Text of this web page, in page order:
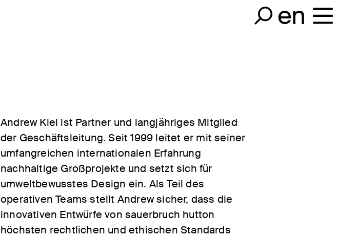
en
Andrew Kiel ist Partner und langjähriges Mitglied
der Geschäftsleitung. Seit 1999 leitet er mit seiner
umfangreichen internationalen Erfahrung
nachhaltige Großprojekte und setzt sich für
umweltbewusstes Design ein. Als Teil des
operativen Teams stellt Andrew sicher, dass die
innovativen Entwürfe von sauerbruch hutton
höchsten rechtlichen und ethischen Standards